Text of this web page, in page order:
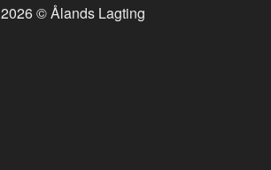
2026 © Ålands Lagting